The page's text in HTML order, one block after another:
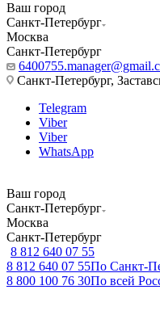
Ваш город
Санкт-Петербург
Москва
Санкт-Петербург
Санкт-Петербург,
Telegram
Viber
Viber
WhatsApp
Ваш город
Санкт-Петербург
Москва
Санкт-Петербург
8 812 640 07 55
8 812 640 07 55По Санкт-
8 800 100 76 30По всей